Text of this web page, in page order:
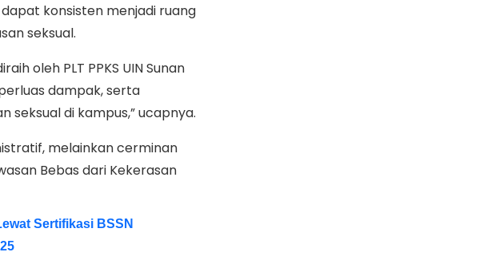
konsisten menjadi ruang
seksual.
oleh PLT PPKS UIN Sunan
dampak, serta
di kampus,” ucapnya.
melainkan cerminan
Bebas dari Kekerasan
Sertifikasi BSSN